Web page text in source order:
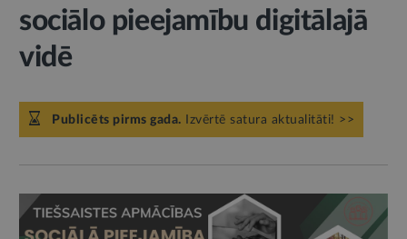
sociālo pieejamību digitālajā
vidē
Publicēts pirms gada. Izvērtē satura aktualitāti! >>